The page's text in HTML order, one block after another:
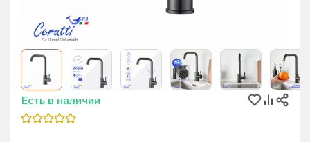
Есть в наличии